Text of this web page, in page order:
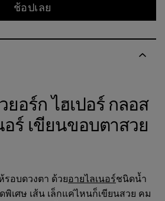
ช้อปเลย
ยอร์ก ไฮเปอร์ กลอส
อร์ เขียนขอบตาสวย
รอบดวงตา ด้วยอายไลเนอร์ชนิดน้ำ
เศษ เส้น เล็กแค่ไหนก็เขียนสวย คม